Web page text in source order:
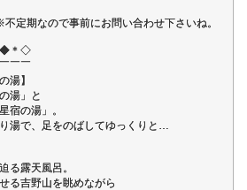
定期なので事前にお問い合わせ下さいね。
◆＊◇
￣￣
湯】
湯」と
宿の湯」。
湯で、足をのばしてゆっくりと…
る露天風呂。
る吉野山を眺めながら